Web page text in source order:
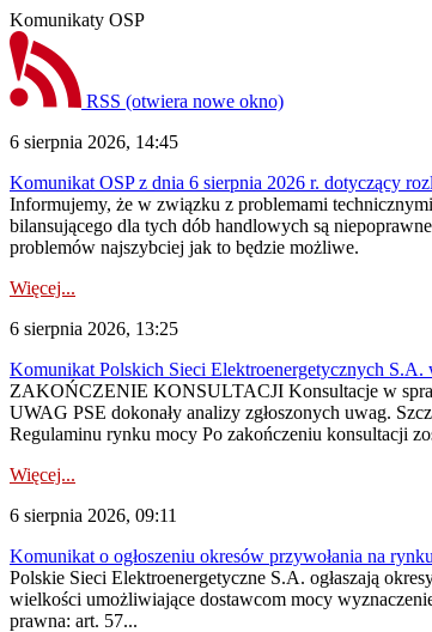
Komunikaty OSP
RSS (otwiera nowe okno)
6 sierpnia 2026, 14:45
Komunikat OSP z dnia 6 sierpnia 2026 r. dotyczący
Informujemy, że w związku z problemami
bilansującego dla tych dób handlowych są
problemów najszybciej jak to będzie możliwe.
Więcej...
6 sierpnia 2026, 13:25
Komunikat Polskich Sieci Elektroenergetycznych
ZAKOŃCZENIE KONSULTACJI Konsultacje w
UWAG PSE dokonały analizy zgłoszonych uwag.
Regulaminu rynku mocy Po zakończeniu konsultacji
Więcej...
6 sierpnia 2026, 09:11
Komunikat o ogłoszeniu okresów przywołania na
Polskie Sieci Elektroenergetyczne S.A. ogłaszają
wielkości umożliwiające dostawcom mocy
prawna: art. 57...